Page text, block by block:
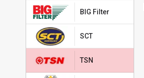
BIG Filter
SCT
TSN